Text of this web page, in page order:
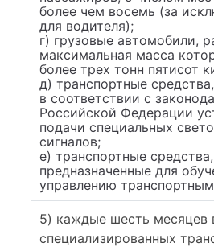
более чем восемь (за
для водителя);
г) грузовые автомобили,
максимальная масса
более трех тонн пятисот
д) транспортные
в соответствии с
Российской Федерации
подачи специальных
сигналов;
е) транспортные средства,
предназначенные для
управлению
5) каждые шесть месяцев
специализированных